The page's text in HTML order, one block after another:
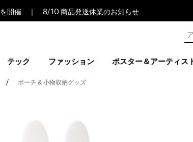
を開催 ｜ 8/10 商品発送休業のお知らせ
テック ファッション ポスター＆アーティス
ポーチ & 小物収納グッズ